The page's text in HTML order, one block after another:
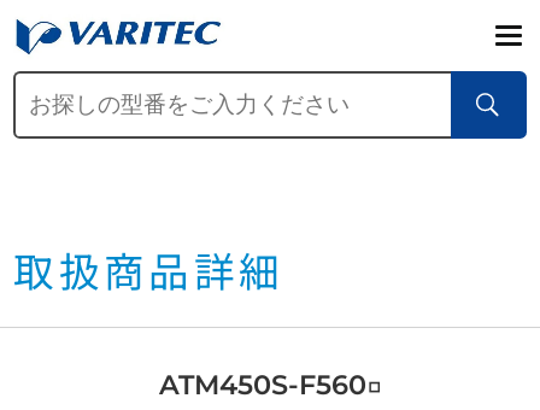
取扱商品詳細
ATM450S-F560□